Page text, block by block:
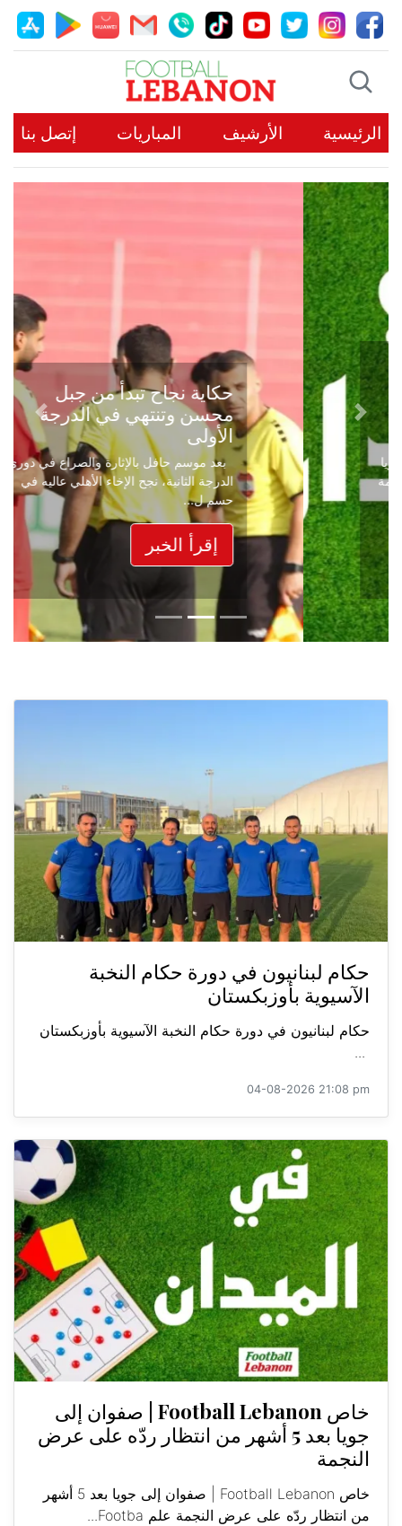
الرئيسية الأرشيف المباريات إتصل بنا
حكاية نجاح تبدأ من جبل
محسن وتنتهي في الدرجة
الأولى
بعد موسم حافل بالإثارة والصراع في دوري
الدرجة الثانية، نجح الإخاء الأهلي عاليه في
حسم ل...
إقرأ الخبر
Previous
Next
حكام لبنانيون في دورة حكام النخبة
الآسيوية بأوزبكستان
حكام لبنانيون في دورة حكام النخبة الآسيوية بأوزبكستان
...
04-08-2026 21:08 pm
خاص Football Lebanon | صفوان إلى
جويا بعد 5 أشهر من انتظار ردّه على عرض
النجمة
خاص Football Lebanon | صفوان إلى جويا بعد 5 أشهر
من انتظار ردّه على عرض النجمة علم Footba...